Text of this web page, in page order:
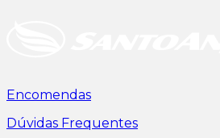
Encomendas
Dúvidas Frequentes